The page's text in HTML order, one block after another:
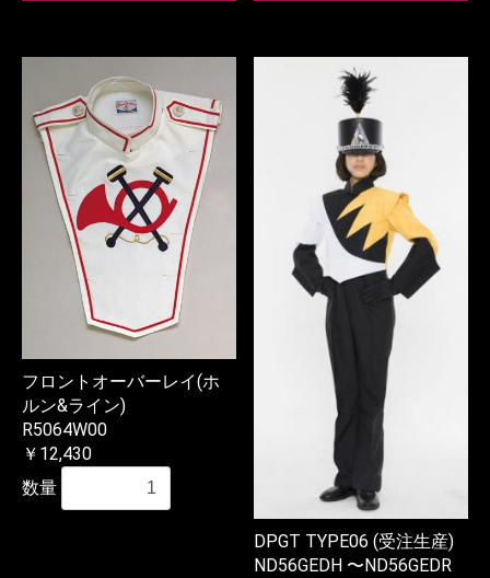
フロントオーバーレイ(ホ
ルン&ライン)
R5064W00
￥12,430
数量
DPGT TYPE06 (受注生産)
ND56GEDH 〜ND56GEDR